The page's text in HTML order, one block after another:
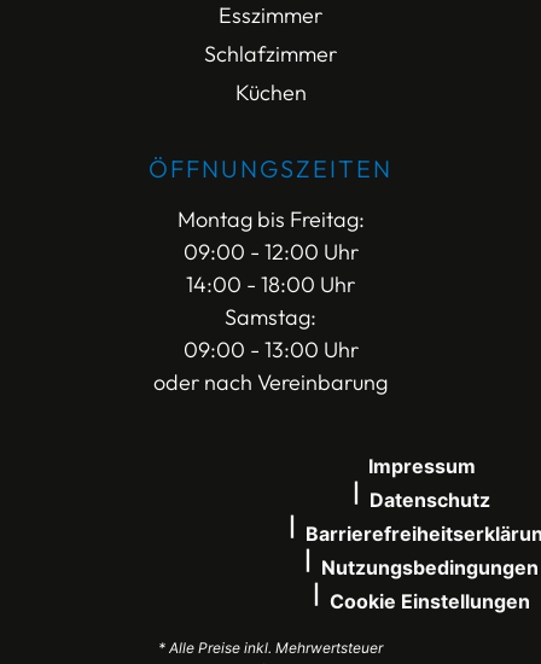
Esszimmer
Schlafzimmer
Küchen
ÖFFNUNGSZEITEN
Montag bis Freitag:
09:00 - 12:00 Uhr
14:00 - 18:00 Uhr
Samstag:
09:00 - 13:00 Uhr
oder nach Vereinbarung
Impressum
Datenschutz
Nutzungsbedingungen
Cookie Einstellungen
* Alle Preise inkl. Mehrwertsteuer